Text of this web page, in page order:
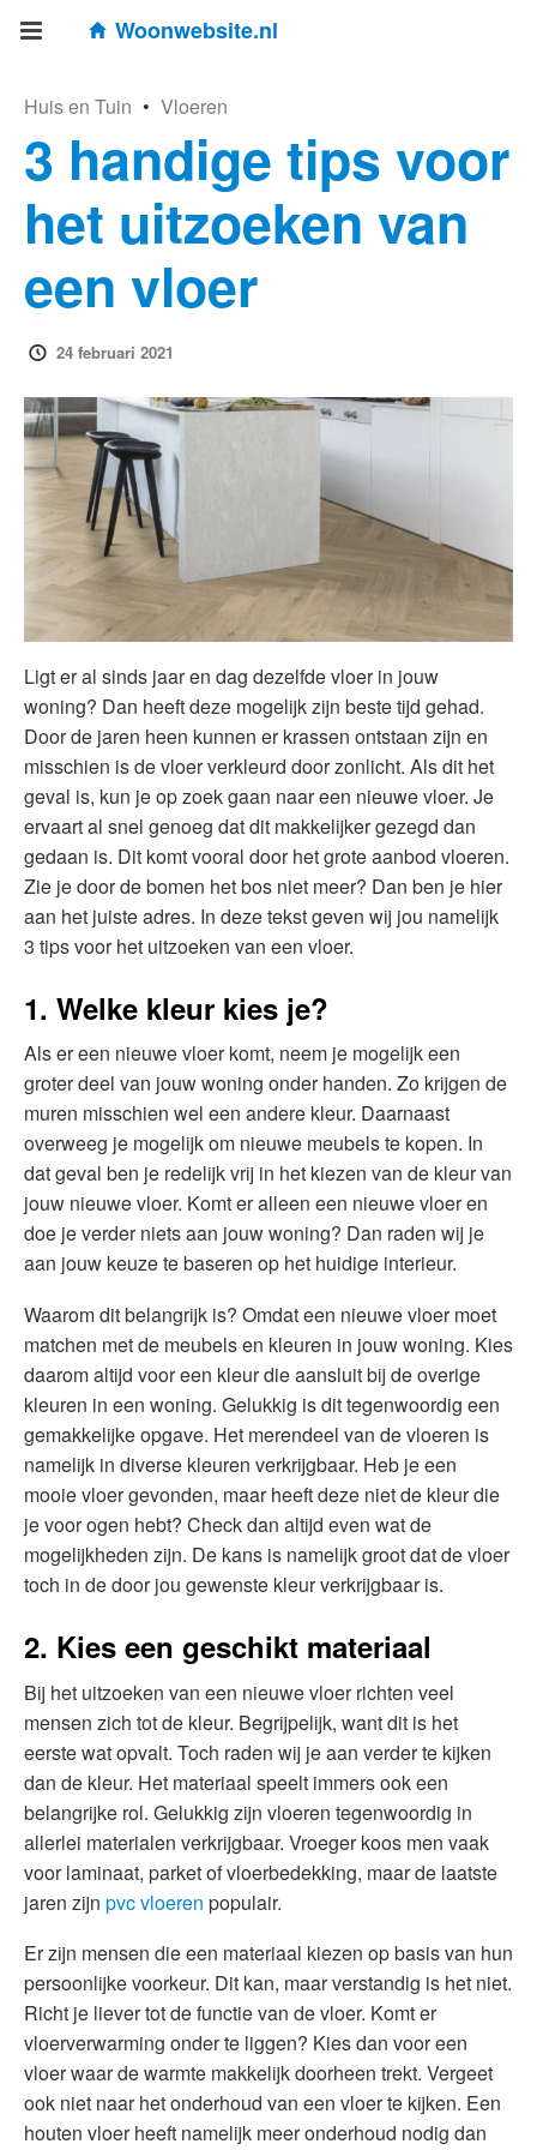
Woonwebsite.nl
Huis en Tuin • Vloeren
3 handige tips voor
het uitzoeken van
een vloer
24 februari 2021
Ligt er al sinds jaar en dag dezelfde vloer in jouw
woning? Dan heeft deze mogelijk zijn beste tijd gehad.
Door de jaren heen kunnen er krassen ontstaan zijn en
misschien is de vloer verkleurd door zonlicht. Als dit het
geval is, kun je op zoek gaan naar een nieuwe vloer. Je
ervaart al snel genoeg dat dit makkelijker gezegd dan
gedaan is. Dit komt vooral door het grote aanbod vloeren.
Zie je door de bomen het bos niet meer? Dan ben je hier
aan het juiste adres. In deze tekst geven wij jou namelijk
3 tips voor het uitzoeken van een vloer.
1. Welke kleur kies je?
Als er een nieuwe vloer komt, neem je mogelijk een
groter deel van jouw woning onder handen. Zo krijgen de
muren misschien wel een andere kleur. Daarnaast
overweeg je mogelijk om nieuwe meubels te kopen. In
dat geval ben je redelijk vrij in het kiezen van de kleur van
jouw nieuwe vloer. Komt er alleen een nieuwe vloer en
doe je verder niets aan jouw woning? Dan raden wij je
aan jouw keuze te baseren op het huidige interieur.
Waarom dit belangrijk is? Omdat een nieuwe vloer moet
matchen met de meubels en kleuren in jouw woning. Kies
daarom altijd voor een kleur die aansluit bij de overige
kleuren in een woning. Gelukkig is dit tegenwoordig een
gemakkelijke opgave. Het merendeel van de vloeren is
namelijk in diverse kleuren verkrijgbaar. Heb je een
mooie vloer gevonden, maar heeft deze niet de kleur die
je voor ogen hebt? Check dan altijd even wat de
mogelijkheden zijn. De kans is namelijk groot dat de vloer
toch in de door jou gewenste kleur verkrijgbaar is.
2. Kies een geschikt materiaal
Bij het uitzoeken van een nieuwe vloer richten veel
mensen zich tot de kleur. Begrijpelijk, want dit is het
eerste wat opvalt. Toch raden wij je aan verder te kijken
dan de kleur. Het materiaal speelt immers ook een
belangrijke rol. Gelukkig zijn vloeren tegenwoordig in
allerlei materialen verkrijgbaar. Vroeger koos men vaak
voor laminaat, parket of vloerbedekking, maar de laatste
jaren zijn pvc vloeren populair.
Er zijn mensen die een materiaal kiezen op basis van hun
persoonlijke voorkeur. Dit kan, maar verstandig is het niet.
Richt je liever tot de functie van de vloer. Komt er
vloerverwarming onder te liggen? Kies dan voor een
vloer waar de warmte makkelijk doorheen trekt. Vergeet
ook niet naar het onderhoud van een vloer te kijken. Een
houten vloer heeft namelijk meer onderhoud nodig dan